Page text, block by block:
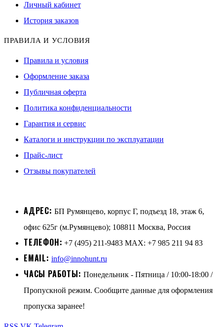
Личный кабинет
История заказов
ПРАВИЛА И УСЛОВИЯ
Правила и условия
Оформление заказа
Публичная оферта
Политика конфиденциальности
Гарантия и сервис
Каталоги и инструкции по эксплуатации
Прайс-лист
Отзывы покупателей
АДРЕС: БП Румянцево, корпус Г, подъезд 18, этаж 6,
офис 625г (м.Румянцево); 108811 Москва, Россия
ТЕЛЕФОН: +7 (495) 211-9483 MAX: +7 985 211 94 83
EMAIL: info@innohunt.ru
ЧАСЫ РАБОТЫ: Понедельник - Пятница / 10:00-18:00 /
Пропускной режим. Сообщите данные для оформления
пропуска заранее!